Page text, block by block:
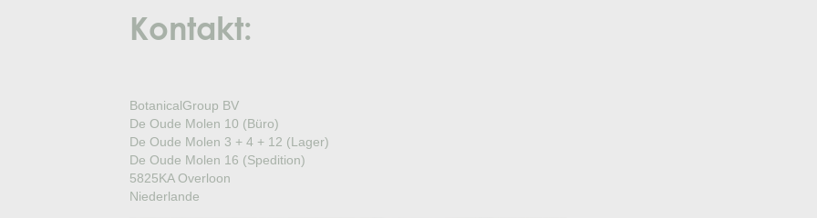
Kontakt:
BotanicalGroup BV
De Oude Molen 10 (Büro)
De Oude Molen 3 + 4 + 12 (Lager)
De Oude Molen 16 (Spedition)
5825KA Overloon
Niederlande